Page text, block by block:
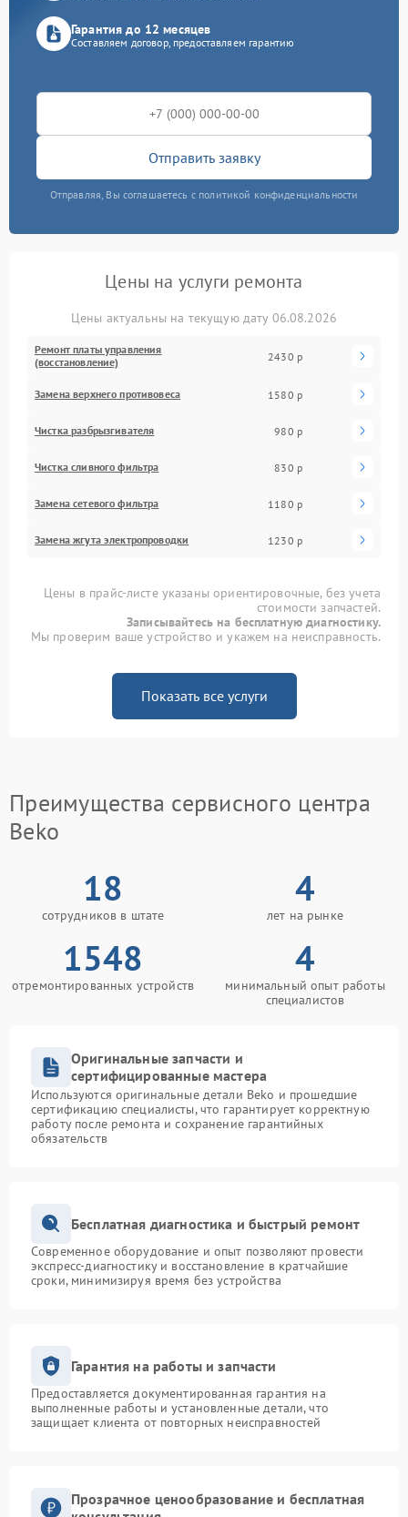
Гарантия до 12 месяцев
Составляем договор, предоставляем гарантию
Отправить заявку
Отправляя, Вы соглашаетесь с политикой конфиденциальности
Цены на услуги ремонта
Цены актуальны на текущую дату 06.08.2026
Ремонт платы управления
(восстановление)
2430 р
Замена верхнего противовеса 1580 р
Чистка разбрызгивателя 980 р
Чистка сливного фильтра 830 р
Замена сетевого фильтра 1180 р
Замена жгута электропроводки 1230 р
Цены в прайс-листе указаны ориентировочные, без учета
стоимости запчастей.
Записывайтесь на бесплатную диагностику.
Мы проверим ваше устройство и укажем на неисправность.
Показать все услуги
Преимущества сервисного центра
Beko
18
сотрудников в штате
4
лет на рынке
1548
отремонтированных устройств
4
минимальный опыт работы
специалистов
Оригинальные запчасти и
сертифицированные мастера
Используются оригинальные детали Beko и прошедшие
сертификацию специалисты, что гарантирует корректную
работу после ремонта и сохранение гарантийных
обязательств
Бесплатная диагностика и быстрый ремонт
Современное оборудование и опыт позволяют провести
экспресс-диагностику и восстановление в кратчайшие
сроки, минимизируя время без устройства
Гарантия на работы и запчасти
Предоставляется документированная гарантия на
выполненные работы и установленные детали, что
защищает клиента от повторных неисправностей
Прозрачное ценообразование и бесплатная